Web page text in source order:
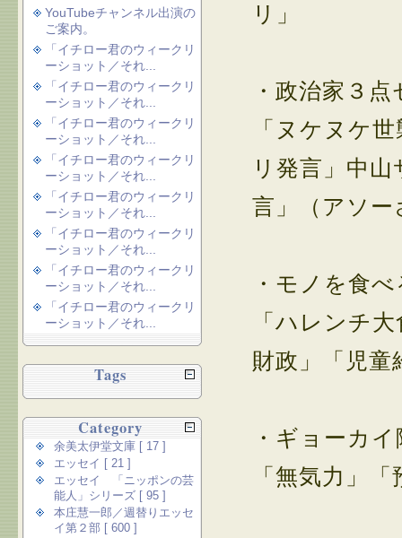
リ」
・政治家３
「ヌケヌケ
リ発言」中
言」（アソー
・モノを食
「ハレンチ
財政」「児童
・ギョーカ
「無気力」
YouTubeチャンネル出演の
ご案内。
「イチロー君のウィークリ
ーショット／それ...
「イチロー君のウィークリ
ーショット／それ...
「イチロー君のウィークリ
ーショット／それ...
「イチロー君のウィークリ
ーショット／それ...
「イチロー君のウィークリ
ーショット／それ...
「イチロー君のウィークリ
ーショット／それ...
「イチロー君のウィークリ
ーショット／それ...
「イチロー君のウィークリ
ーショット／それ...
Tags
Category
余美太伊堂文庫 [ 17 ]
エッセイ [ 21 ]
エッセイ 「ニッポンの芸
能人」シリーズ [ 95 ]
本庄慧一郎／週替りエッセ
イ第２部 [ 600 ]